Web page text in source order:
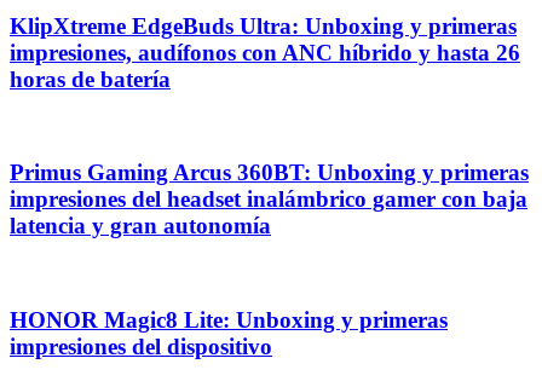
KlipXtreme EdgeBuds Ultra: Unboxing y primeras
impresiones, audífonos con ANC híbrido y hasta 26
horas de batería
Primus Gaming Arcus 360BT: Unboxing y primeras
impresiones del headset inalámbrico gamer con baja
latencia y gran autonomía
HONOR Magic8 Lite: Unboxing y primeras
impresiones del dispositivo